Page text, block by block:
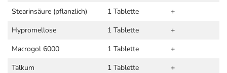
Stearinsäure (pflanzlich) 1 Tablette
+
Hypromellose
1 Tablette
+
Macrogol 6000
1 Tablette
+
Talkum
1 Tablette
+